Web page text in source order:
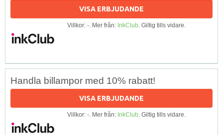
VISA ERBJUDANDE
Villkor: -. Mer från: InkClub. Giltig tills vidare.
Handla billampor med 10% rabatt!
VISA ERBJUDANDE
Villkor: -. Mer från: InkClub. Giltig tills vidare.